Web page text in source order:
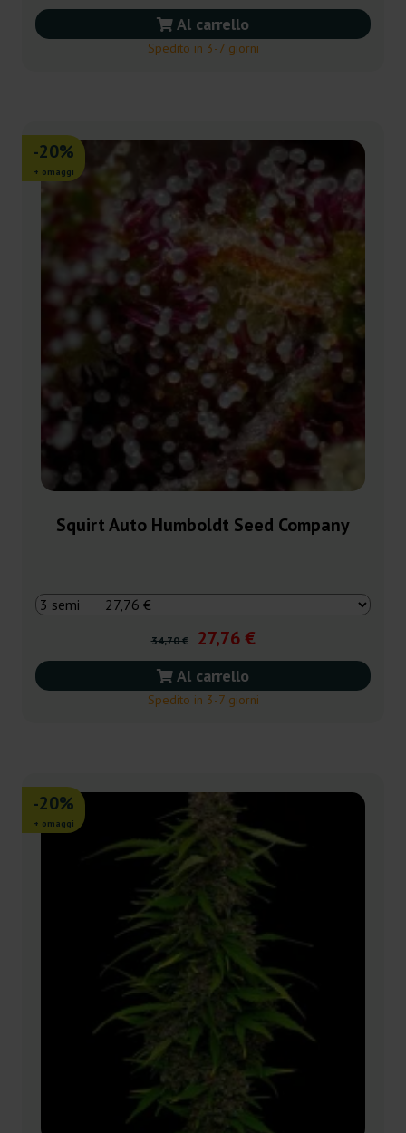
Al carrello
Spedito in 3-7 giorni
-20%
+ omaggi
Squirt Auto Humboldt Seed Company
34,70 € 27,76 €
Al carrello
Spedito in 3-7 giorni
-20%
+ omaggi